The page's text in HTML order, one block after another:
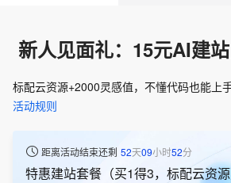
新人见面礼：15元AI建站
标配云资源+2000灵感值，不懂代码也能上
活动规则
距离活动结束还剩 52天09小时52分
特惠建站套餐（买1得3，标配云资